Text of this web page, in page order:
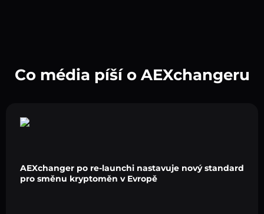
Co média píší o AEXchangeru
AEXchanger po re-launchi nastavuje nový standard
pro směnu kryptoměn v Evropě